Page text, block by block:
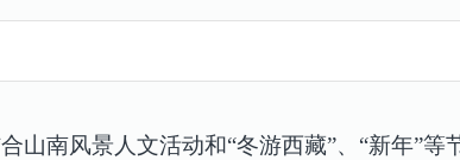
山南风景人文活动和“冬游西藏”、“新年”